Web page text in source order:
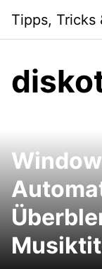
content
Tipps, Tricks